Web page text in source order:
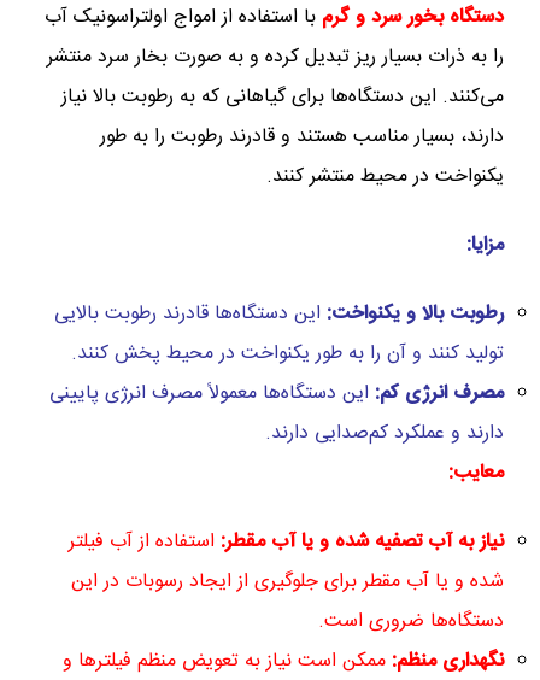
دستگاه بخور سرد و گرم با استفاده از امواج اولتراسونیک آب
را به ذرات بسیار ریز تبدیل کرده و به صورت بخار سرد منتشر
می‌کنند. این دستگاه‌ها برای گیاهانی که به رطوبت بالا نیاز
دارند، بسیار مناسب هستند و قادرند رطوبت را به طور
یکنواخت در محیط منتشر کنند.
مزایا:
رطوبت بالا و یکنواخت: این دستگاه‌ها قادرند رطوبت بالایی
تولید کنند و آن را به طور یکنواخت در محیط پخش کنند.
مصرف انرژی کم: این دستگاه‌ها معمولاً مصرف انرژی پایینی
دارند و عملکرد کم‌صدایی دارند.
معایب:
نیاز به آب تصفیه شده و یا آب مقطر: استفاده از آب فیلتر
شده و یا آب مقطر برای جلوگیری از ایجاد رسوبات در این
دستگاه‌ها ضروری است.
نگهداری منظم: ممکن است نیاز به تعویض منظم فیلترها و